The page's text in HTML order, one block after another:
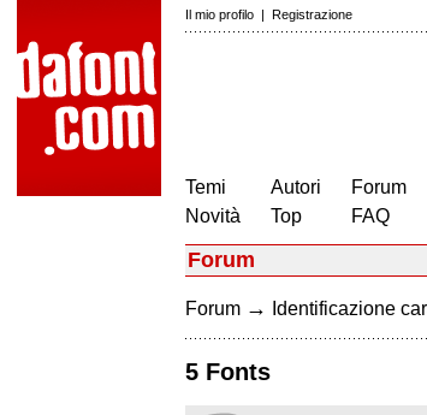
Il mio profilo | Registrazione
Temi
Novità
Autori
Top
Forum
FAQ
Forum
Forum → Identificazione
5 Fonts